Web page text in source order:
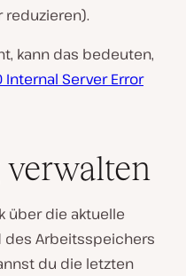
kann das bedeuten,
Internal Server Error
über die aktuelle
des Arbeitsspeichers
du die letzten